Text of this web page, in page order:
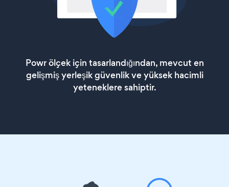
Powr ölçek için tasarlandığından, mevcut en
gelişmiş yerleşik güvenlik ve yüksek hacimli
yeteneklere sahiptir.